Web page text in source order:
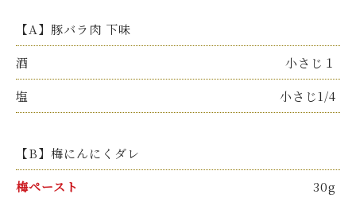
【A】豚バラ肉 下味
小さじ１
酒
小さじ1/4
塩
【B】梅にんにくダレ
30g
梅ペースト